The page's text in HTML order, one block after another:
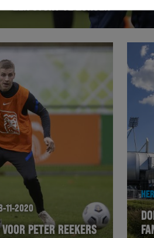
EEN STUNT TE ZORGEN”
11-2020
PETER REEKERS